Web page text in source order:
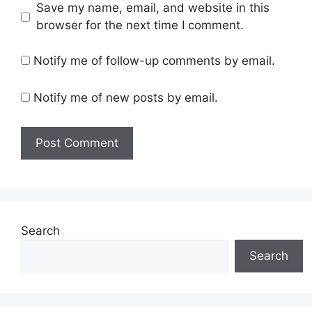
Save my name, email, and website in this
browser for the next time I comment.
Notify me of follow-up comments by email.
Notify me of new posts by email.
Search
Search